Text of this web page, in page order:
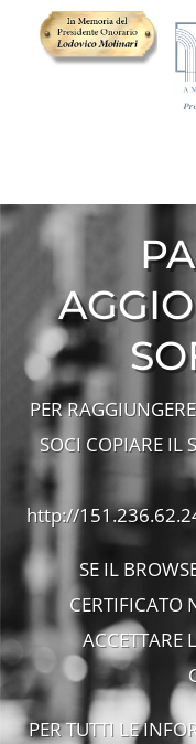
PER
SOCI COPIARE IL
http://
SE IL
CERTIFICATO
ACCETTARE
PER TUTTI LE